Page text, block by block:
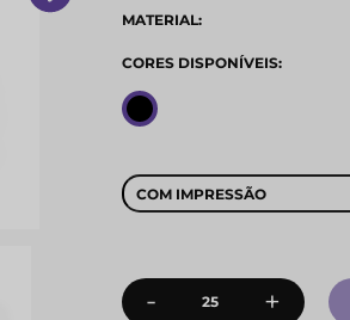
MATERIAL:
CORES DISPONÍVEIS:
COM IMPRESSÃO
- +